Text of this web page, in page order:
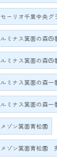
セーリオ千里中央
ルミナス箕面の森四
ルミナス箕面の森
ルミナス箕面の森一
ルミナス箕面の森
メゾン箕面青松園
メゾン箕面青松園